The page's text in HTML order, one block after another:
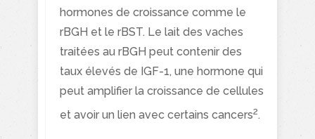
hormones de croissance comme le
rBGH et le rBST. Le lait des vaches
traitées au rBGH peut contenir des
taux élevés de IGF-1, une hormone qui
peut amplifier la croissance de cellules
et avoir un lien avec certains cancers2.